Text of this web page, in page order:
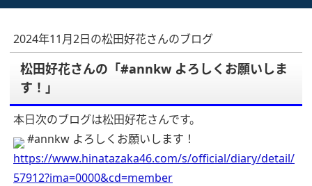
2024年11月2日の松田好花さんのブログ
松田好花さんの「#annkw よろしくお願いしま
す！」
本日次のブログは松田好花さんです。
#annkw よろしくお願いします！
https://www.hinatazaka46.com/s/official/diary/detail/
57912?ima=0000&cd=member